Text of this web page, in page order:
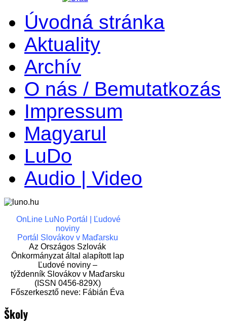
Úvodná stránka
Aktuality
Archív
O nás / Bemutatkozás
Impressum
Magyarul
LuDo
Audio | Video
OnLine LuNo Portál | Ľudové
noviny
Portál Slovákov v Maďarsku
Az Országos Szlovák
Önkormányzat által alapított lap
Ľudové noviny –
týždenník Slovákov v Maďarsku
(ISSN 0456-829X)
Főszerkesztő neve: Fábián Éva
Školy